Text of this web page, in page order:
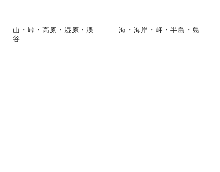
山・峠・高原・湿原・渓
谷
海・海岸・岬・半島・島